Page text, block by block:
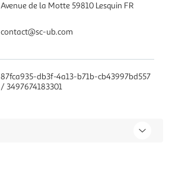
Avenue de la Motte 59810 Lesquin FR
contact@sc-ub.com
87fca935-db3f-4a13-b71b-cb43997bd557
/ 3497674183301